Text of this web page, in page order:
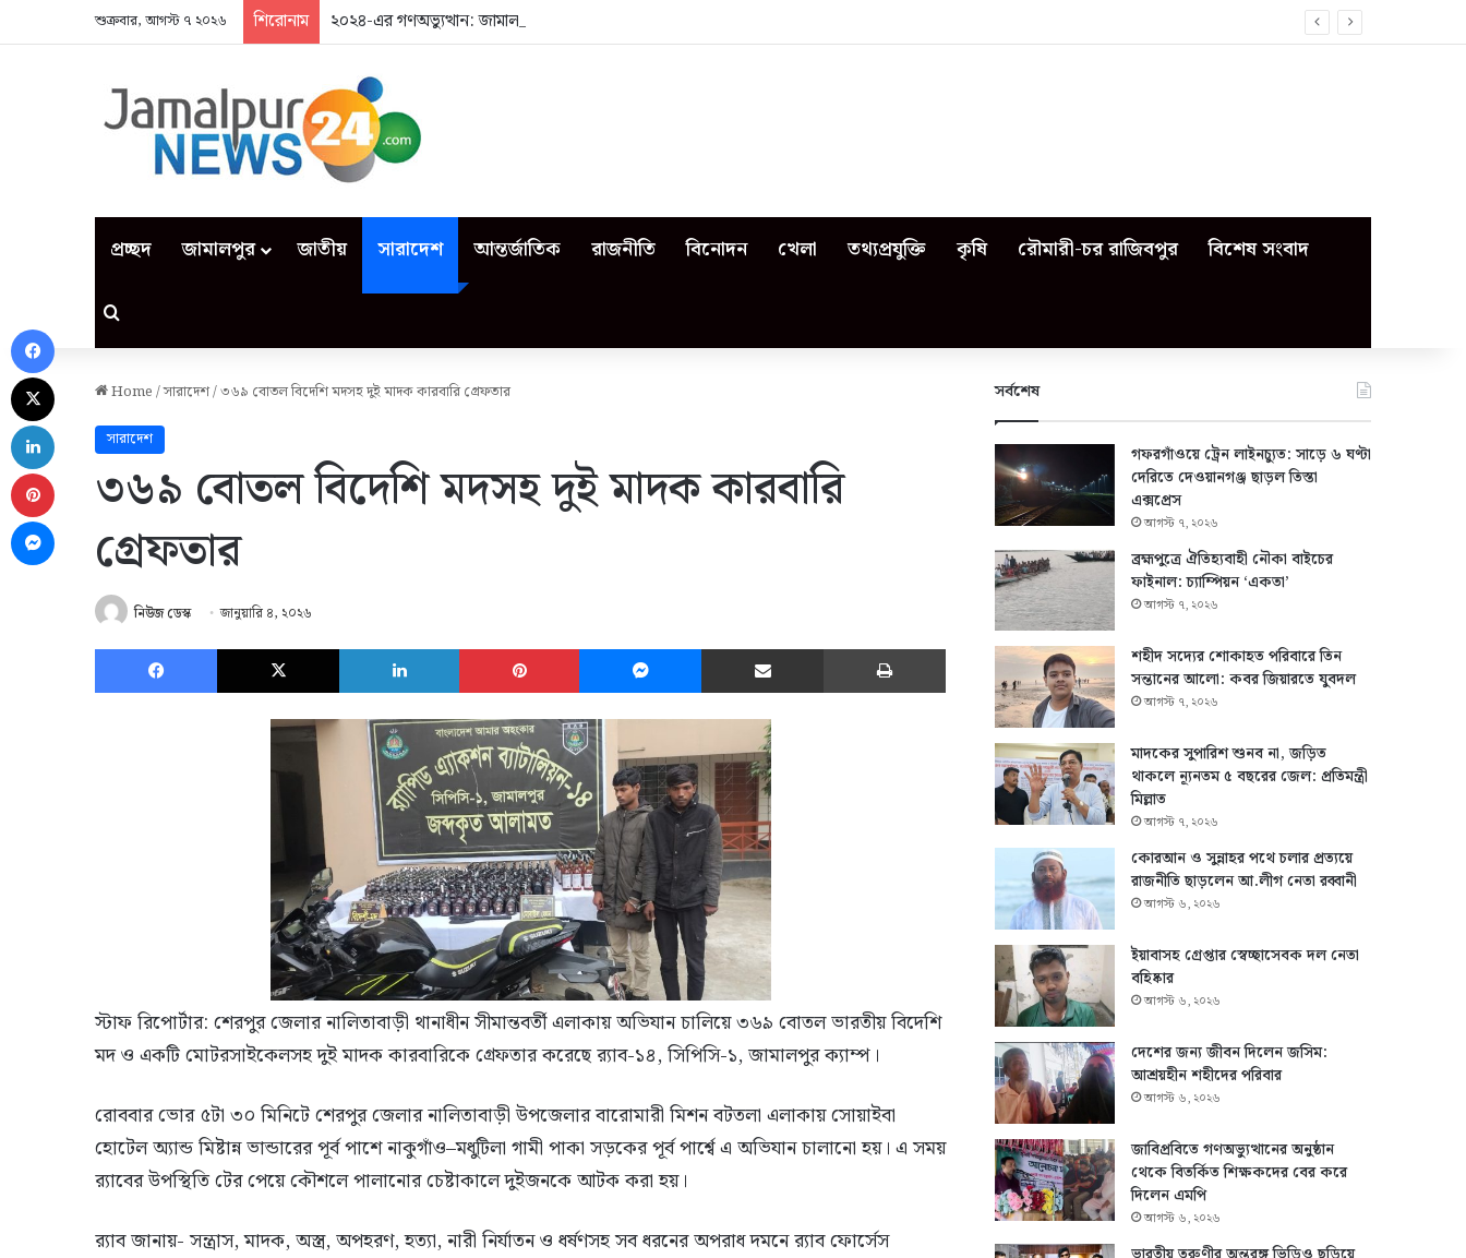
শুক্রবার, আগস্ট ৭ ২০২৬ শিরোনাম ২০২৪-এর গণঅভ্যুত্থান: জামালপুরে কী কী ঘটেছিল?
প্রচ্ছদ জামালপুর জাতীয় সারাদেশ আন্তর্জাতিক রাজনীতি বিনোদন খেলা তথ্যপ্রযুক্তি কৃষি রৌমারী-চর রাজিবপুর বিশেষ সংবাদ
Search for
Home/সারাদেশ/৩৬৯ বোতল বিদেশি মদসহ দুই মাদক কারবারি গ্রেফতার
সারাদেশ
৩৬৯ বোতল বিদেশি মদসহ দুই মাদক কারবারি
গ্রেফতার
নিউজ ডেস্ক জানুয়ারি ৪, ২০২৬
Facebook X LinkedIn Pinterest Messenger Share via Email Print
স্টাফ রিপোর্টার: শেরপুর জেলার নালিতাবাড়ী থানাধীন সীমান্তবর্তী এলাকায় অভিযান চালিয়ে ৩৬৯ বোতল ভারতীয় বিদেশি
মদ ও একটি মোটরসাইকেলসহ দুই মাদক কারবারিকে গ্রেফতার করেছে র‍্যাব-১৪, সিপিসি-১, জামালপুর ক্যাম্প।
রোববার ভোর ৫টা ৩০ মিনিটে শেরপুর জেলার নালিতাবাড়ী উপজেলার বারোমারী মিশন বটতলা এলাকায় সোয়াইবা
হোটেল অ্যান্ড মিষ্টান্ন ভান্ডারের পূর্ব পাশে নাকুগাঁও–মধুটিলা গামী পাকা সড়কের পূর্ব পার্শ্বে এ অভিযান চালানো হয়। এ সময়
র‍্যাবের উপস্থিতি টের পেয়ে কৌশলে পালানোর চেষ্টাকালে দুইজনকে আটক করা হয়।
র‍্যাব জানায়- সন্ত্রাস, মাদক, অস্ত্র, অপহরণ, হত্যা, নারী নির্যাতন ও ধর্ষণসহ সব ধরনের অপরাধ দমনে র‍্যাব ফোর্সেস
সর্বশেষ
গফরগাঁওয়ে ট্রেন লাইনচ্যুত: সাড়ে ৬ ঘণ্টা
দেরিতে দেওয়ানগঞ্জ ছাড়ল তিস্তা
এক্সপ্রেস
আগস্ট ৭, ২০২৬
ব্রহ্মপুত্রে ঐতিহ্যবাহী নৌকা বাইচের
ফাইনাল: চ্যাম্পিয়ন ‘একতা’
আগস্ট ৭, ২০২৬
শহীদ সদ্যের শোকাহত পরিবারে তিন
সন্তানের আলো: কবর জিয়ারতে যুবদল
আগস্ট ৭, ২০২৬
মাদকের সুপারিশ শুনব না, জড়িত
থাকলে ন্যূনতম ৫ বছরের জেল: প্রতিমন্ত্রী
মিল্লাত
আগস্ট ৭, ২০২৬
কোরআন ও সুন্নাহর পথে চলার প্রত্যয়ে
রাজনীতি ছাড়লেন আ.লীগ নেতা রব্বানী
আগস্ট ৬, ২০২৬
ইয়াবাসহ গ্রেপ্তার স্বেচ্ছাসেবক দল নেতা
বহিষ্কার
আগস্ট ৬, ২০২৬
দেশের জন্য জীবন দিলেন জসিম:
আশ্রয়হীন শহীদের পরিবার
আগস্ট ৬, ২০২৬
জাবিপ্রবিতে গণঅভ্যুত্থানের অনুষ্ঠান
থেকে বিতর্কিত শিক্ষকদের বের করে
দিলেন এমপি
আগস্ট ৬, ২০২৬
Facebook
LinkedIn